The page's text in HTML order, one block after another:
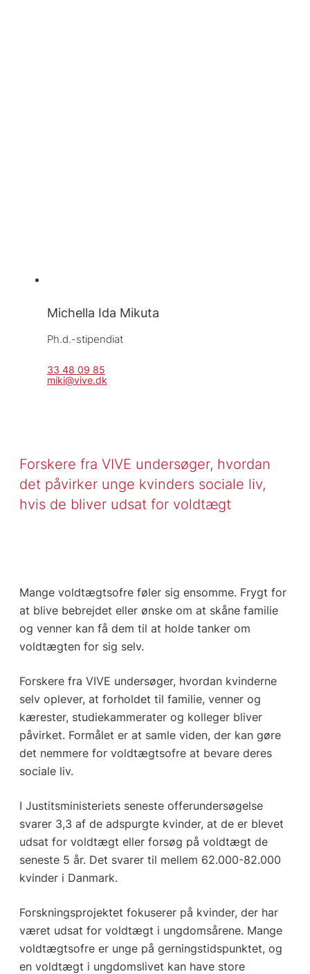
Michella Ida Mikuta
Ph.d.-stipendiat
33 48 09 85
miki@vive.dk
Forskere fra VIVE undersøger, hvordan
det påvirker unge kvinders sociale liv,
hvis de bliver udsat for voldtægt
Mange voldtægtsofre føler sig ensomme. Frygt for
at blive bebrejdet eller ønske om at skåne familie
og venner kan få dem til at holde tanker om
voldtægten for sig selv.
Forskere fra VIVE undersøger, hvordan kvinderne
selv oplever, at forholdet til familie, venner og
kærester, studiekammerater og kolleger bliver
påvirket. Formålet er at samle viden, der kan gøre
det nemmere for voldtægtsofre at bevare deres
sociale liv.
I Justitsministeriets seneste offerundersøgelse
svarer 3,3 af de adspurgte kvinder, at de er blevet
udsat for voldtægt eller forsøg på voldtægt de
seneste 5 år. Det svarer til mellem 62.000-82.000
kvinder i Danmark.
Forskningsprojektet fokuserer på kvinder, der har
været udsat for voldtægt i ungdomsårene. Mange
voldtægtsofre er unge på gerningstidspunktet, og
en voldtægt i ungdomslivet kan have store